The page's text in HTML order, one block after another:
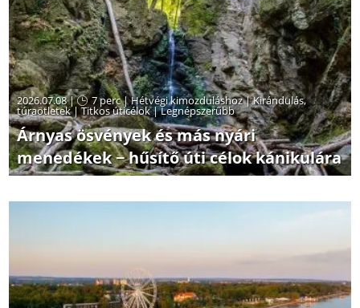
2026.07.08 | 7 perc|Hétvégi kimozduláshoz|Kirándulás,
túraötletek|Titkos úticélok|Legnépszerűbb
Árnyas ösvények és más nyári
menedékek − hűsítő úti célok kánikulára